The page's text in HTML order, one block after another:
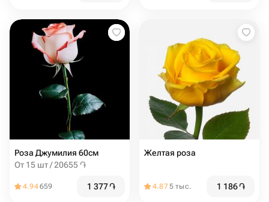
Роза Джумилия 60см
От 15 шт / 20655 ֏
4.94659 1 377֏
Желтая роза
4.875 тыс. 1 186֏